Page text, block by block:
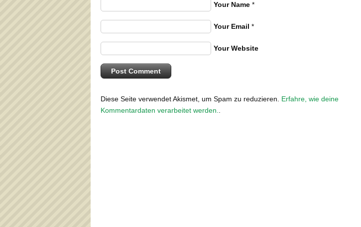
Your Name *
Your Email *
Your Website
Diese Seite verwendet Akismet, um Spam zu reduzieren. Erfahre, wie deine
Kommentardaten verarbeitet werden.